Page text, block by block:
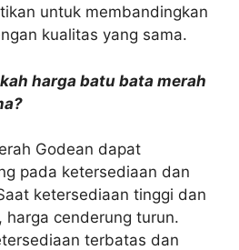
untuk membandingkan
kualitas yang sama.
harga batu bata merah
Godean dapat
pada ketersediaan dan
ketersediaan tinggi dan
harga cenderung turun.
terbatas dan